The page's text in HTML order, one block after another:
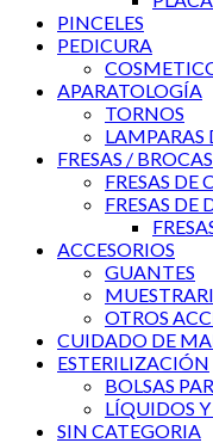
PINCELES
PEDICURA
APARATOLOGÍA
TORNOS
LAMPARAS
FRESAS / BROCAS
FRESAS DE
FRESAS
ACCESORIOS
GUANTES
OTROS
CUIDADO DE
ESTERILIZACIÓN
BOLSAS
LÍQUIDOS
SIN CATEGORIA